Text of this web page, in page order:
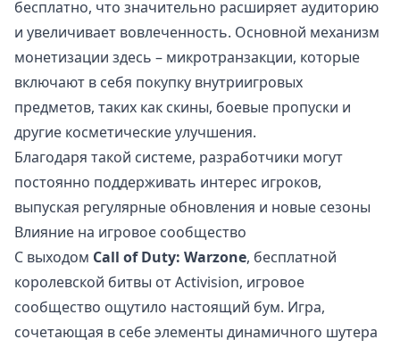
бесплатно, что значительно расширяет аудиторию
и увеличивает вовлеченность. Основной механизм
монетизации здесь – микротранзакции, которые
включают в себя покупку внутриигровых
предметов, таких как скины, боевые пропуски и
другие косметические улучшения.
Благодаря такой системе, разработчики могут
постоянно поддерживать интерес игроков,
выпуская регулярные обновления и новые сезоны
Влияние на игровое сообщество
С выходом Call of Duty: Warzone, бесплатной
королевской битвы от Activision, игровое
сообщество ощутило настоящий бум. Игра,
сочетающая в себе элементы динамичного шутера